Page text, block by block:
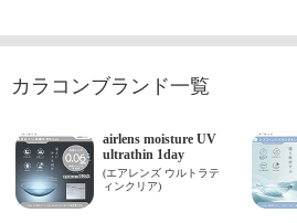
カラコンブランド一覧